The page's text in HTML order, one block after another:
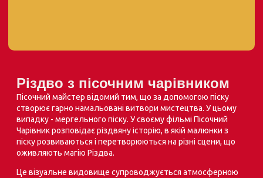
Різдво з пісочним чарівником
Пісочний майстер відомий тим, що за допомогою піску
створює гарно намальовані витвори мистецтва. У цьому
випадку - мергельного піску. У своєму фільмі Пісочний
Чарівник розповідає різдвяну історію, в якій малюнки з
піску розвиваються і перетворюються на різні сцени, що
оживляють магію Різдва.
Це візуальне видовище супроводжується атмосферною